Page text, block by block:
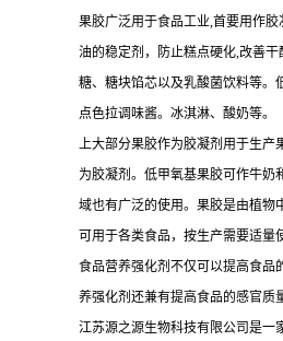
果胶广泛用于食品工业,首要用作
油的稳定剂，防止糕点硬化,改善
糖、糖块馅芯以及乳酸菌饮料等。
点色拉调味酱。冰淇淋、酸奶等。
上大部分果胶作为胶凝剂用于生产
为胶凝剂。低甲氧基果胶可作牛奶
域也有广泛的使用。果胶是由植物
可用于各类食品，按生产需要适量
食品营养强化剂不仅可以提高食品
养强化剂还兼有提高食品的感官质
江苏源之源生物科技有限公司是一